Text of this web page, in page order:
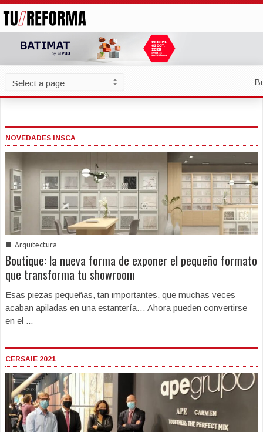
NOVEDADES INSCA
■ Arquitectura
Boutique: la nueva forma de exponer el pequeño formato
que transforma tu showroom
Esas piezas pequeñas, tan importantes, que muchas veces
acaban apiladas en una estantería… Ahora pueden convertirse
en el ...
CERSAIE 2021